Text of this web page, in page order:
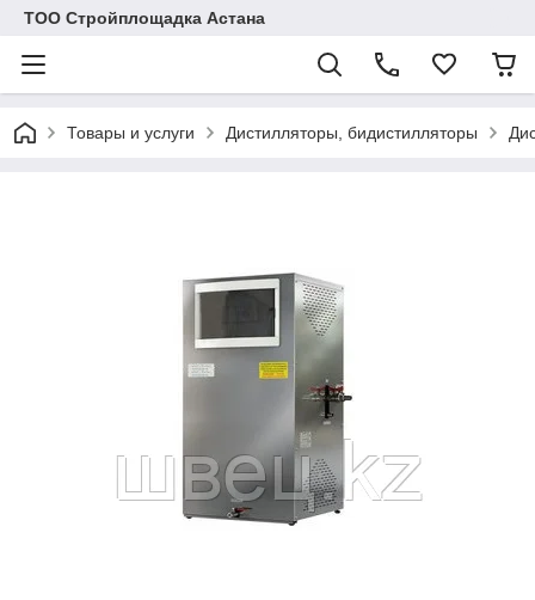
ТОО Стройплощадка Астана
Товары и услуги Дистилляторы, бидистилляторы